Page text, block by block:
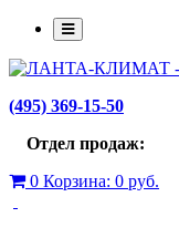
(495) 369-15-50
Отдел продаж:
0 Корзина: 0 руб.